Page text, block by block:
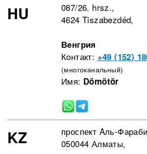
HU
087/26. hrsz.,
4624 Tiszabezdéd,
Венгрия
Контакт: +49 (152)
(многоканальный)
Имя: Dömötör
KZ
проспект Aль-
050044 Алматы,